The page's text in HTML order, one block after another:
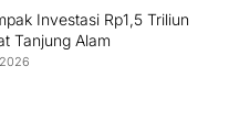
Investasi Rp1,5 Triliun
Tanjung Alam